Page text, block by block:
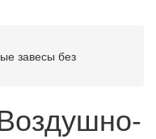
завесы без